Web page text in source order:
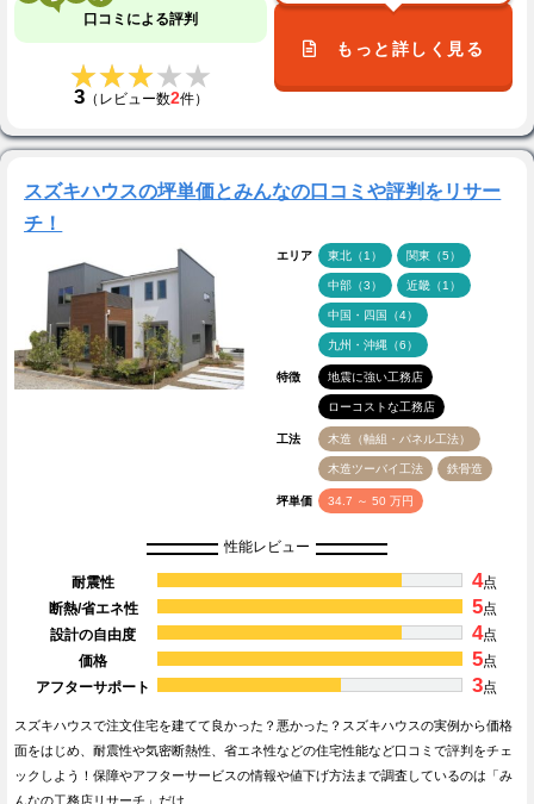
口コミによる評判
★★★★★
★★★★★
3（レビュー数2件）
もっと詳しく見る
スズキハウスの坪単価とみんなの口コミや評判をリサー
チ！
エリア 東北（1） 関東（5）
中部（3） 近畿（1）
中国・四国（4）
九州・沖縄（6）
特徴 地震に強い工務店
ローコストな工務店
工法 木造（軸組・パネル工法）
木造ツーバイ工法 鉄骨造
坪単価 34.7 ～ 50 万円
性能レビュー
耐震性 4点
断熱/省エネ性
5点
設計の自由度
4点
価格
5点
アフターサポート
3点
スズキハウスで注文住宅を建てて良かった？悪かった？スズキハウスの実例から価格
面をはじめ、耐震性や気密断熱性、省エネ性などの住宅性能など口コミで評判をチェ
ックしよう！保障やアフターサービスの情報や値下げ方法まで調査しているのは「み
んなの工務店リサーチ」だけ…